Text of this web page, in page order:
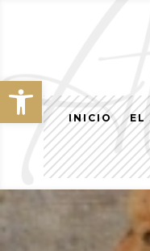
Abrir barra de
INICIO EL